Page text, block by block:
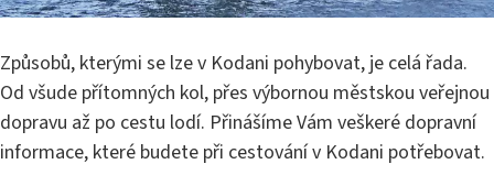
Způsobů, kterými se lze v Kodani pohybovat, je celá řada.
Od všude přítomných kol, přes výbornou městskou veřejnou
dopravu až po cestu lodí. Přinášíme Vám veškeré dopravní
informace, které budete při cestování v Kodani potřebovat.